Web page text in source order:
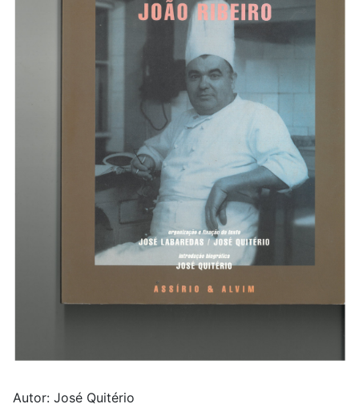
Autor: José Quitério